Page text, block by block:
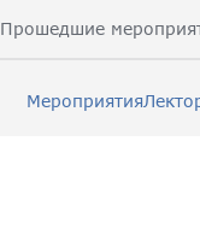
Прошедшие
Мероприятия